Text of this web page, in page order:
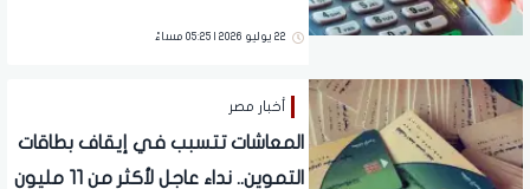
22 يوليو 2026 | 05:25 مساءً
أخبار مصر
المعاشات تتسبب في إيقاف بطاقات
التموين.. نداء عاجل لأكثر من 11 مليون